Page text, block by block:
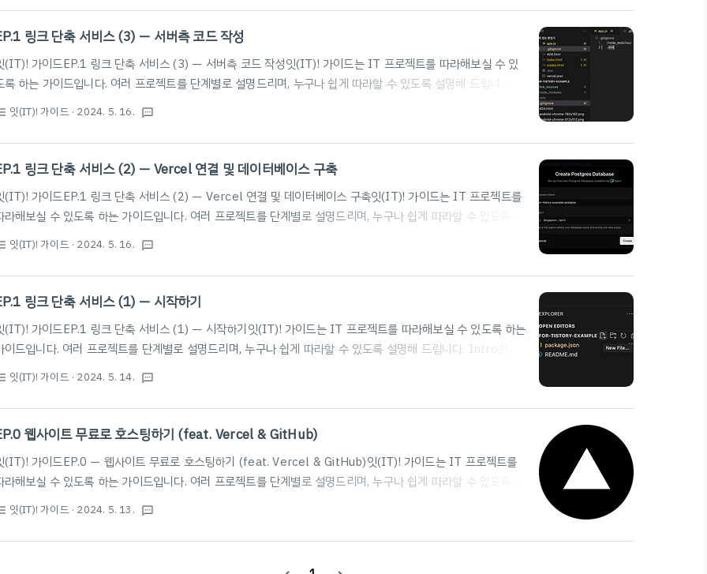
다. 서비스 구조우리가 만든 링크 단축 서비스는 다음과 같은 구조를 갖는다.여기서 관리자 인증을 통해 접속해야
는 페이지는 🔒 아이콘을 이용해 표시하겠다. 인증창 🔒관리자 인증을 하는 창이다.별도로 직접 구현한 창은 아니
링크 단축 서비스 (3) — 서버측 코드 작성
(IT)! 가이드EP.1 링크 단축 서비스 (3) — 서버측 코드 작성잇(IT)! 가이드는 IT 프로젝트를 따라해보실 수 있
록 하는 가이드입니다. 여러 프로젝트를 단계별로 설명드리며, 누구나 쉽게 따라할 수 있도록 설명해 드립니
다. 본 포스팅은 이전 게시물과 이어지는 내용입니다. 아래 게시글을 먼저 확인해 보시기를 추천드립니
다.2024.05.16 - [잇(IT)! 가이드] - EP.1 링크 단축 서비스 (2) — Vercel 연결 및 데이터베이스 구축 EP.1 링
단축 서비스 (2) — Vercel 연결 및 데이터베이스 구축잇(IT)! 가이드EP.1 링크 단축 서비스 (2) — Vercel 연
및 데이터베이스 구축잇(IT)! 가이드는 IT 프로젝트를 따라해보실 수 있도록 하는 가이드입니다. 여러 ..
잇(IT)! 가이드 · 2024. 5. 16. textsms
링크 단축 서비스 (2) — Vercel 연결 및 데이터베이스 구축
(IT)! 가이드EP.1 링크 단축 서비스 (2) — Vercel 연결 및 데이터베이스 구축잇(IT)! 가이드는 IT 프로젝트를
라해보실 수 있도록 하는 가이드입니다. 여러 프로젝트를 단계별로 설명드리며, 누구나 쉽게 따라할 수 있도록 설
명해 드립니다. 본 포스팅은 이전 게시물과 이어지는 내용입니다. 아래 게시글을 먼저 확인해 보시기를 추천드립니
다.2024.05.14 - [잇(IT)! 가이드] - EP.1 링크 단축 서비스 (1) — 시작하기 EP.1 링크 단축 서비스 (1) — 시작
기잇(IT)! 가이드EP.1 링크 단축 서비스 (1) — 시작하기잇(IT)! 가이드는 IT 프로젝트를 따라해보실 수 있도록
는 가이드입니다. 여러 프로젝트를 단계별로 설명드리며, 누구나 쉽게 따라할 수 있도scian...
잇(IT)! 가이드 · 2024. 5. 16. textsms
링크 단축 서비스 (1) — 시작하기
(IT)! 가이드EP.1 링크 단축 서비스 (1) — 시작하기잇(IT)! 가이드는 IT 프로젝트를 따라해보실 수 있도록 하는
이드입니다. 여러 프로젝트를 단계별로 설명드리며, 누구나 쉽게 따라할 수 있도록 설명해 드립니다. Intro한번
쯤은 bit.ly와 같은 링크 단축 서비스를 사용해 본 적이 있을 것이다. 긴 URL을 내가 원하는 짧은 링크로 줄여 사용
할 수 있는 장점이 있기에 필자 또한 즐겨 사용하는 서비스 중 하나이다.들어가기에 앞서, 다른 서비스들에 대해 간
히 살펴보며 우리가 왜 이 서비스를 직접 만들어 사용해야 하는지 설명하도록 하겠다.만약 바로 프로젝트를 시작
고 싶다면, 목차의 'Get Started' 부분부터 시작하기를 권한다.bit.ly링크 단축 서비스의 대명사라고 불릴만큼
잇(IT)! 가이드 · 2024. 5. 14. textsms
웹사이트 무료로 호스팅하기 (feat. Vercel & GitHub)
(IT)! 가이드EP.0 — 웹사이트 무료로 호스팅하기 (feat. Vercel & GitHub)잇(IT)! 가이드는 IT 프로젝트를
라해보실 수 있도록 하는 가이드입니다. 여러 프로젝트를 단계별로 설명드리며, 누구나 쉽게 따라할 수 있도록 설
명해 드립니다. Intro어떤 웹사이트든, 코드를 다 짜면 사용자가 볼 수 있도록 웹상에 보여주는 호스팅 과정이 필요
하다.일반적으로 리눅스 관련 전문 지식이 있다면 AWS, Google Cloud 등의 VM(가상 머신)을 빌려 직접 코드를
치해 호스팅을 하거나,서버를 잘 다루지 못한다면 웹호스팅 전문 업체를 사용한다.이 글에서는 서버를 잘 다뤄도,
잇(IT)! 가이드 · 2024. 5. 13. textsms